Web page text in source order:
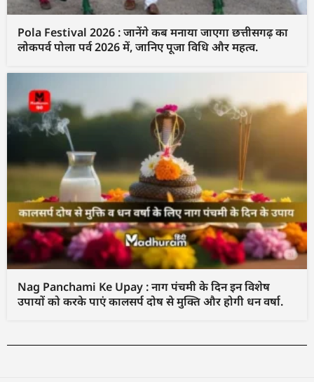
Pola Festival 2026 : जानेंगे कब मनाया जाएगा छत्तीसगढ़ का
लोकपर्व पोला पर्व 2026 में, जानिए पूजा विधि और महत्व.
Nag Panchami Ke Upay : नाग पंचमी के दिन इन विशेष
उपायों को करके पाएं कालसर्प दोष से मुक्ति और होगी धन वर्षा.